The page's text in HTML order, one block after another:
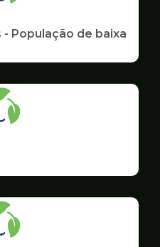
População de baixa